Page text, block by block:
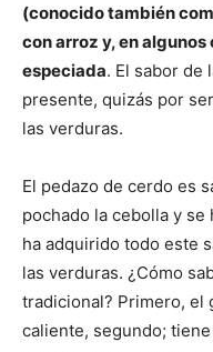
(conocido también
con arroz y, en
especiada. El sabor de
presente, quizás por
las verduras.
El pedazo de cerdo es
pochado la cebolla y se
ha adquirido todo este
las verduras. ¿Cómo
tradicional? Primero, el
caliente, segundo;